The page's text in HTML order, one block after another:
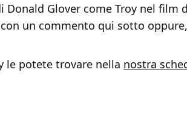
Donald Glover come Troy nel film
un commento qui sotto
le potete trovare nella nostra